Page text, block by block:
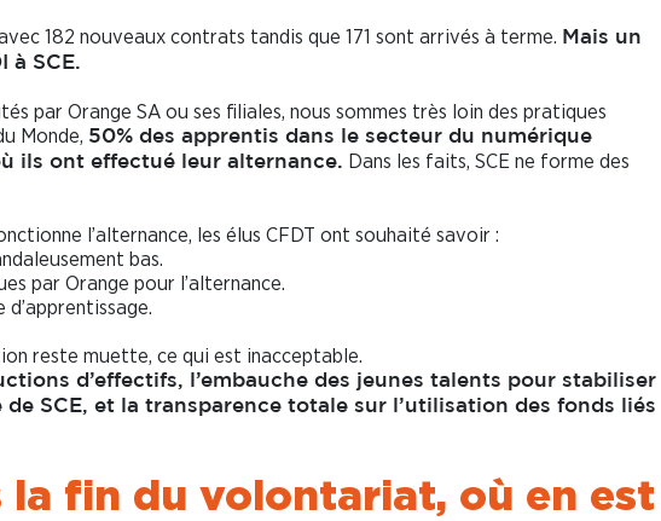
182 nouveaux contrats tandis que 171 sont arrivés à terme. Mais un
à SCE.
par Orange SA ou ses filiales, nous sommes très loin des pratiques
Monde, 50% des apprentis dans le secteur du numérique
ils ont effectué leur alternance. Dans les faits, SCE ne forme des
l’alternance, les élus CFDT ont souhaité savoir :
bas.
par Orange pour l’alternance.
reste muette, ce qui est inacceptable.
d’effectifs, l’embauche des jeunes talents pour stabiliser
de SCE, et la transparence totale sur l’utilisation des fonds liés
la fin du volontariat, où en est